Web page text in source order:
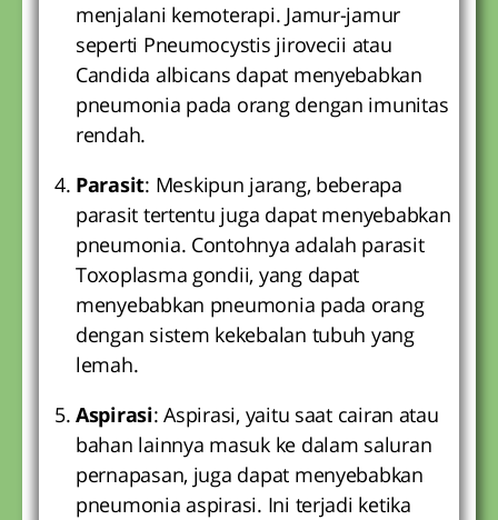
menjalani kemoterapi. Jamur-jamur
seperti Pneumocystis jirovecii atau
Candida albicans dapat menyebabkan
pneumonia pada orang dengan imunitas
rendah.
Parasit: Meskipun jarang, beberapa
parasit tertentu juga dapat menyebabkan
pneumonia. Contohnya adalah parasit
Toxoplasma gondii, yang dapat
menyebabkan pneumonia pada orang
dengan sistem kekebalan tubuh yang
lemah.
Aspirasi: Aspirasi, yaitu saat cairan atau
bahan lainnya masuk ke dalam saluran
pernapasan, juga dapat menyebabkan
pneumonia aspirasi. Ini terjadi ketika